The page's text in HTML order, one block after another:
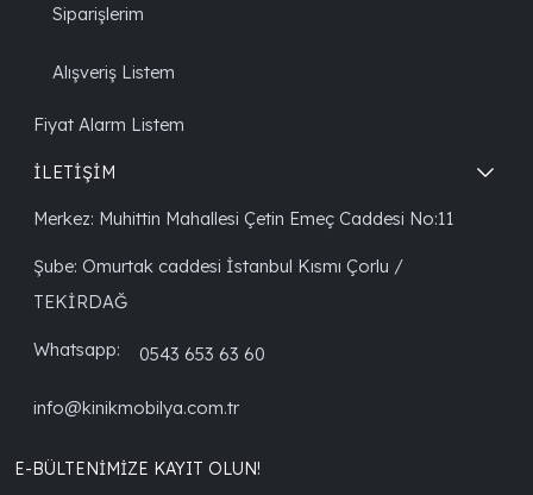
Siparişlerim
Alışveriş Listem
Fiyat Alarm Listem
İLETİŞİM
Merkez: Muhittin Mahallesi Çetin Emeç Caddesi No:11
Şube: Omurtak caddesi İstanbul Kısmı Çorlu /
TEKİRDAĞ
Whatsapp: 0543 653 63 60
info@kinikmobilya.com.tr
E-BÜLTENIMIZE KAYIT OLUN!